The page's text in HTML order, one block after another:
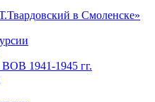
в Смоленске»
1941-1945 гг.